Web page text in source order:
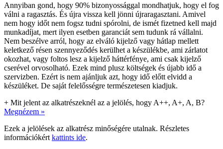
Annyiban gond, hogy 90% bizonyossággal mondhatjuk, hogy el fog
válni a ragasztás. És újra vissza kell jönni újraragasztani. Amivel
nem hogy időt nem fogsz tudni spórolni, de ismét fizetned kell majd
munkadíjat, mert ilyen esetben garanciát sem tudunk rá vállalni.
Nem beszélve arról, hogy az elváló kijelző vagy hátlap mellett
keletkező résen szennyeződés kerülhet a készülékbe, ami zárlatot
okozhat, vagy foltos lesz a kijelző háttérfénye, ami csak kijelző
cserével orvosolható. Ezek mind plusz költségek és újabb idő a
szervizben. Ezért is nem ajánljuk azt, hogy idő előtt elvidd a
készüléket. De saját felelősségre természetesen kiadjuk.
+ Mit jelent az alkatrészeknél az a jelölés, hogy A++, A+, A, B?
Megnézem »
Ezek a jelölések az alkatrész minőségére utalnak. Részletes
információkért kattints ide.